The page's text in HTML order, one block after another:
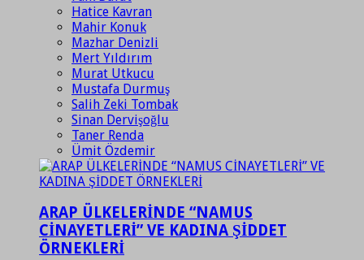
Hatice Kavran
Mahir Konuk
Mazhar Denizli
Mert Yıldırım
Murat Utkucu
Mustafa Durmuş
Salih Zeki Tombak
Sinan Dervişoğlu
Taner Renda
Ümit Özdemir
ARAP ÜLKELERİNDE “NAMUS
CİNAYETLERİ” VE KADINA ŞİDDET
ÖRNEKLERİ